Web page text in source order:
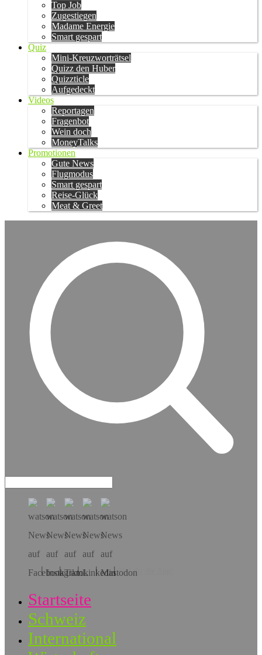
Top Job
Zugestiegen
Madame Energie
Smart gespart
Quiz
Mini-Kreuzworträtsel
Quizz den Huber
Quizzticle
Aufgedeckt
Videos
Reportagen
Fragenbot
Wein doch
MoneyTalks
Promotionen
Gute News
Flugmodus
Smart gespart
Reise-Glück
Meat & Greet
Hol dir die App!
Startseite
Schweiz
International